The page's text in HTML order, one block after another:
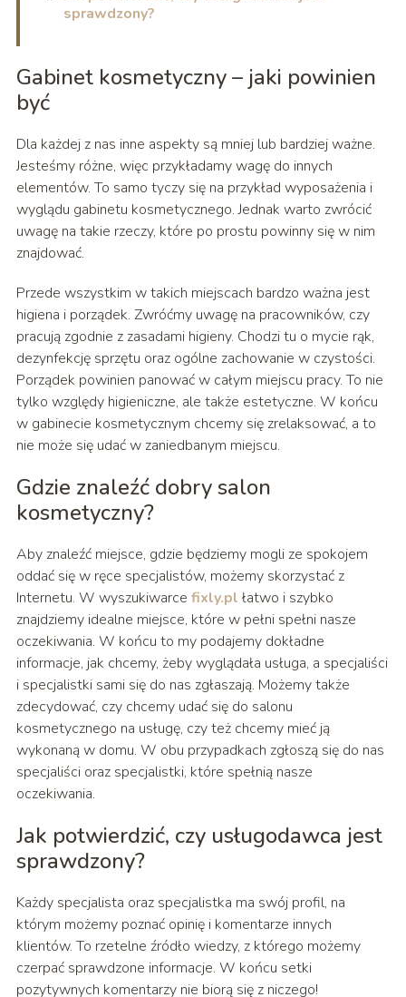
sprawdzony?
Gabinet kosmetyczny – jaki powinien
być
Dla każdej z nas inne aspekty są mniej lub bardziej ważne.
Jesteśmy różne, więc przykładamy wagę do innych
elementów. To samo tyczy się na przykład wyposażenia i
wyglądu gabinetu kosmetycznego. Jednak warto zwrócić
uwagę na takie rzeczy, które po prostu powinny się w nim
znajdować.
Przede wszystkim w takich miejscach bardzo ważna jest
higiena i porządek. Zwróćmy uwagę na pracowników, czy
pracują zgodnie z zasadami higieny. Chodzi tu o mycie rąk,
dezynfekcję sprzętu oraz ogólne zachowanie w czystości.
Porządek powinien panować w całym miejscu pracy. To nie
tylko względy higieniczne, ale także estetyczne. W końcu
w gabinecie kosmetycznym chcemy się zrelaksować, a to
nie może się udać w zaniedbanym miejscu.
Gdzie znaleźć dobry salon
kosmetyczny?
Aby znaleźć miejsce, gdzie będziemy mogli ze spokojem
oddać się w ręce specjalistów, możemy skorzystać z
Internetu. W wyszukiwarce fixly.pl łatwo i szybko
znajdziemy idealne miejsce, które w pełni spełni nasze
oczekiwania. W końcu to my podajemy dokładne
informacje, jak chcemy, żeby wyglądała usługa, a specjaliści
i specjalistki sami się do nas zgłaszają. Możemy także
zdecydować, czy chcemy udać się do salonu
kosmetycznego na usługę, czy też chcemy mieć ją
wykonaną w domu. W obu przypadkach zgłoszą się do nas
specjaliści oraz specjalistki, które spełnią nasze
oczekiwania.
Jak potwierdzić, czy usługodawca jest
sprawdzony?
Każdy specjalista oraz specjalistka ma swój profil, na
którym możemy poznać opinię i komentarze innych
klientów. To rzetelne źródło wiedzy, z którego możemy
czerpać sprawdzone informacje. W końcu setki
pozytywnych komentarzy nie biorą się z niczego!